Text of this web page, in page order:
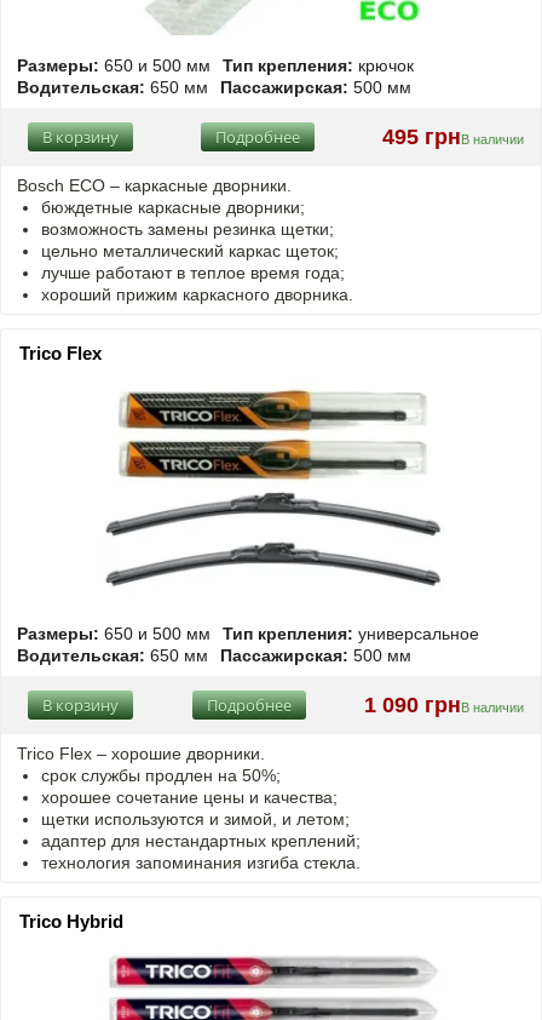
Размеры: 650 и 500 мм Тип крепления: крючок
Водительская: 650 мм Пассажирская: 500 мм
495 грн В наличии
Подробнее
В корзину
Bosch ECO – каркасные дворники.
бюждетные каркасные дворники;
возможность замены резинка щетки;
цельно металлический каркас щеток;
лучше работают в теплое время года;
хороший прижим каркасного дворника.
Trico Flex
Размеры: 650 и 500 мм Тип крепления: универсальное
Водительская: 650 мм Пассажирская: 500 мм
1 090 грн В наличии
Подробнее
В корзину
Trico Flex – хорошие дворники.
срок службы продлен на 50%;
хорошее сочетание цены и качества;
щетки используются и зимой, и летом;
адаптер для нестандартных креплений;
технология запоминания изгиба стекла.
Trico Hybrid